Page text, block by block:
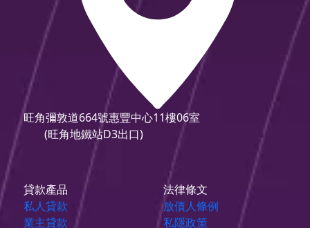
旺角彌敦道664號惠豐中心11樓06室
(旺角地鐵站D3出口)
貸款產品
私人貸款
業主貸款
法律條文
放債人條例
私隱政策